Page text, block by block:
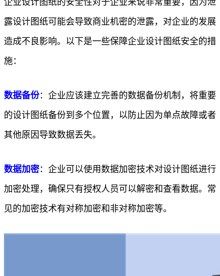
企业设计图纸的安全性对于企业来说非常重要，因为泄
露设计图纸可能会导致商业机密的泄露，对企业的发展
造成不良影响。以下是一些保障企业设计图纸安全的措
施：
数据备份：企业应该建立完善的数据备份机制，将重要
的设计图纸备份到多个位置，以防止因为单点故障或者
其他原因导致数据丢失。
数据加密：企业可以使用数据加密技术对设计图纸进行
加密处理，确保只有授权人员可以解密和查看数据。常
见的加密技术有对称加密和非对称加密等。